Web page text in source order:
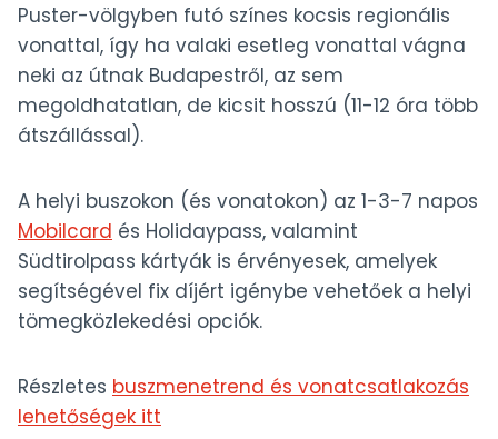
Puster-völgyben futó színes kocsis regionális
vonattal, így ha valaki esetleg vonattal vágna
neki az útnak Budapestről, az sem
megoldhatatlan, de kicsit hosszú (11-12 óra több
átszállással).
A helyi buszokon (és vonatokon) az 1-3-7 napos
Mobilcard és Holidaypass, valamint
Südtirolpass kártyák is érvényesek, amelyek
segítségével fix díjért igénybe vehetőek a helyi
tömegközlekedési opciók.
Részletes buszmenetrend és vonatcsatlakozás
lehetőségek itt